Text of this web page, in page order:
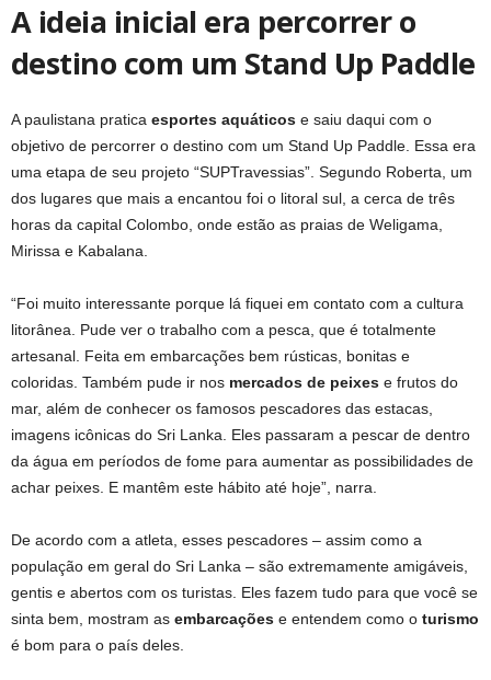
A ideia inicial era percorrer o
destino com um Stand Up Paddle
A paulistana pratica esportes aquáticos e saiu daqui com o
objetivo de percorrer o destino com um Stand Up Paddle. Essa era
uma etapa de seu projeto “SUPTravessias”. Segundo Roberta, um
dos lugares que mais a encantou foi o litoral sul, a cerca de três
horas da capital Colombo, onde estão as praias de Weligama,
Mirissa e Kabalana.
“Foi muito interessante porque lá fiquei em contato com a cultura
litorânea. Pude ver o trabalho com a pesca, que é totalmente
artesanal. Feita em embarcações bem rústicas, bonitas e
coloridas. Também pude ir nos mercados de peixes e frutos do
mar, além de conhecer os famosos pescadores das estacas,
imagens icônicas do Sri Lanka. Eles passaram a pescar de dentro
da água em períodos de fome para aumentar as possibilidades de
achar peixes. E mantêm este hábito até hoje”, narra.
De acordo com a atleta, esses pescadores – assim como a
população em geral do Sri Lanka – são extremamente amigáveis,
gentis e abertos com os turistas. Eles fazem tudo para que você se
sinta bem, mostram as embarcações e entendem como o turismo
é bom para o país deles.